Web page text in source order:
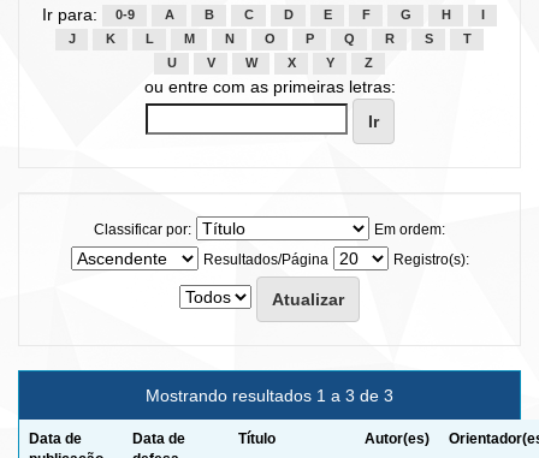
Ir para: 0-9 A B C D E F G H
J
K L M N O P Q R S
T
U
V W X Y Z
ou entre com as primeiras letras:
Classificar por:
Em ordem:
Resultados/Página
Registro(s):
Mostrando resultados 1 a 3 de 3
Data de
Data de
Título Autor(es)